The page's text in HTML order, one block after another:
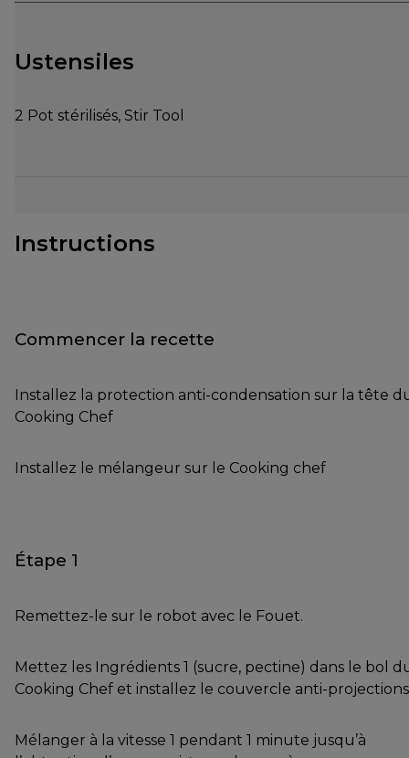
Ustensiles
2 Pot stérilisés, Stir Tool
Instructions
Commencer la recette
Installez la protection anti-condensation sur la tête
Cooking Chef
Installez le mélangeur sur le Cooking chef
Étape 1
Remettez-le sur le robot avec le Fouet.
Mettez les Ingrédients 1 (sucre, pectine) dans le bol
Cooking Chef et installez le couvercle anti-
Mélanger à la vitesse 1 pendant 1 minute jusqu’à